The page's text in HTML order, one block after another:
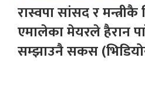
रास्वपा सांसद र
एमालेका मेयरले हैरान
सम्झाउनै सकस